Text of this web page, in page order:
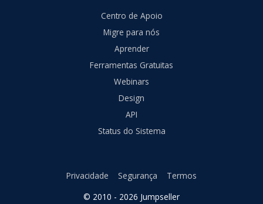
Centro de Apoio
Migre para nós
Aprender
Ferramentas Gratuitas
Webinars
Design
API
Status do Sistema
© 2010 - 2026 Jumpseller
Privacidade Segurança Termos